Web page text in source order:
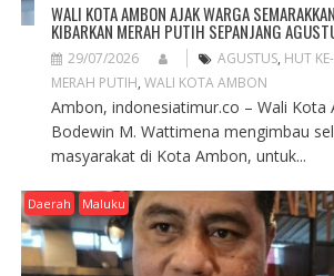
WALI KOTA AMBON AJAK WARGA
KIBARKAN MERAH PUTIH SEPANJANG
29/07/2026 AGUSTUS, HUT
MERAH PUTIH, WALI KOTA AMBON
Ambon, indonesiatimur.co – Wali Kota
Bodewin M. Wattimena mengimbau
masyarakat di Kota Ambon, untuk...
Daerah Maluku